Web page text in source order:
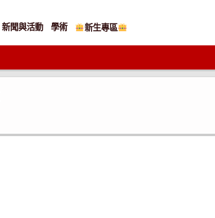
新聞與活動 學術 新生專區